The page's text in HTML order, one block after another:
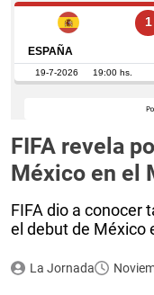
FIFA revela
México en el
FIFA dio a conocer
el debut de México
La Jornada